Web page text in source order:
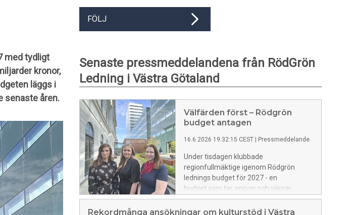
med tydligt
kronor,
läggs i
senaste åren.
FÖLJ
Senaste pressmeddelandena från RödGrön
Ledning i Västra Götaland
Välfärden först – Rödgrön
budget antagen
16.6.2026 19:32:15 CEST Pressmeddelande
Under tisdagen klubbade
regionfullmäktige igenom Rödgrön
lednings budget för 2027 - en
budget som tar ansvar och värnar
välfärden i en osäker tid, för ett tryggare
och starkare Västra Götaland.
Rekordmånga ansökningar om kulturstöd i Västra